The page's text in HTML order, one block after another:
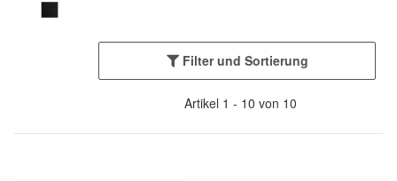
Filter und Sortierung
Artikel 1 - 10 von 10